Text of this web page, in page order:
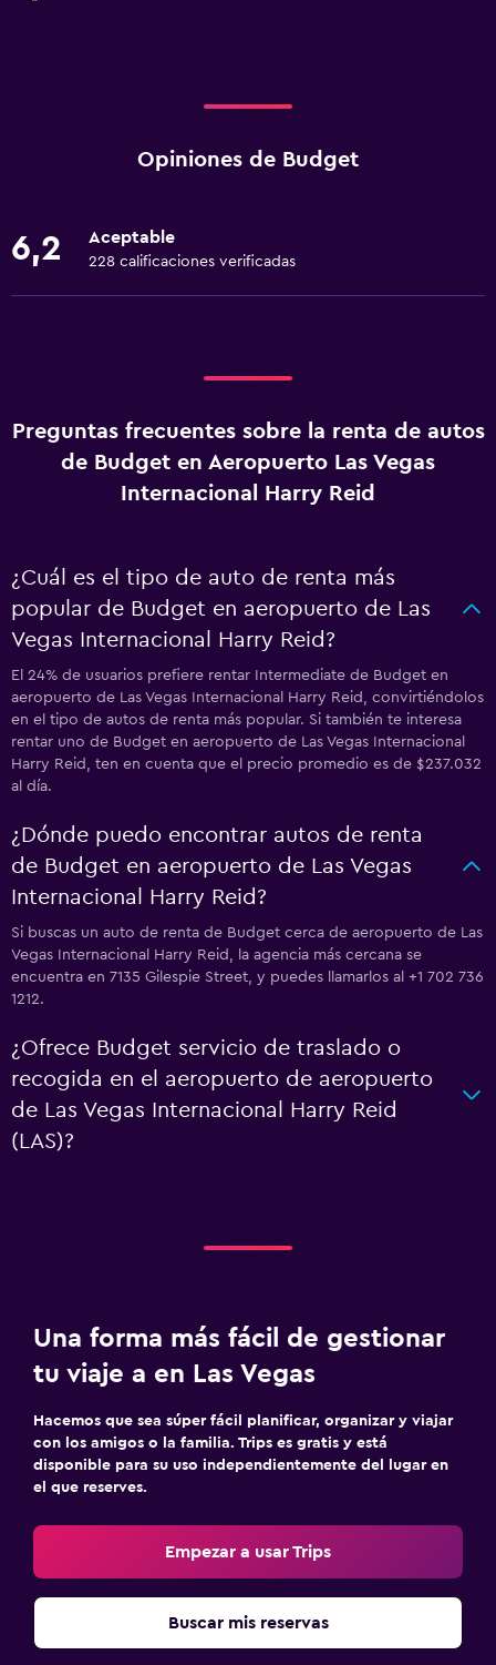
Opiniones de Budget
6,2 Aceptable
228 calificaciones verificadas
Preguntas frecuentes sobre la renta de autos
de Budget en Aeropuerto Las Vegas
Internacional Harry Reid
¿Cuál es el tipo de auto de renta más
popular de Budget en aeropuerto de Las
Vegas Internacional Harry Reid?
El 24% de usuarios prefiere rentar Intermediate de Budget en
aeropuerto de Las Vegas Internacional Harry Reid, convirtiéndolos
en el tipo de autos de renta más popular. Si también te interesa
rentar uno de Budget en aeropuerto de Las Vegas Internacional
Harry Reid, ten en cuenta que el precio promedio es de $237.032
al día.
¿Dónde puedo encontrar autos de renta
de Budget en aeropuerto de Las Vegas
Internacional Harry Reid?
Si buscas un auto de renta de Budget cerca de aeropuerto de Las
Vegas Internacional Harry Reid, la agencia más cercana se
encuentra en 7135 Gilespie Street, y puedes llamarlos al +1 702 736
1212.
¿Ofrece Budget servicio de traslado o
recogida en el aeropuerto de aeropuerto
de Las Vegas Internacional Harry Reid
(LAS)?
Una forma más fácil de gestionar
tu viaje a en Las Vegas
Hacemos que sea súper fácil planificar, organizar y viajar
con los amigos o la familia. Trips es gratis y está
disponible para su uso independientemente del lugar en
el que reserves.
Empezar a usar Trips
Buscar mis reservas